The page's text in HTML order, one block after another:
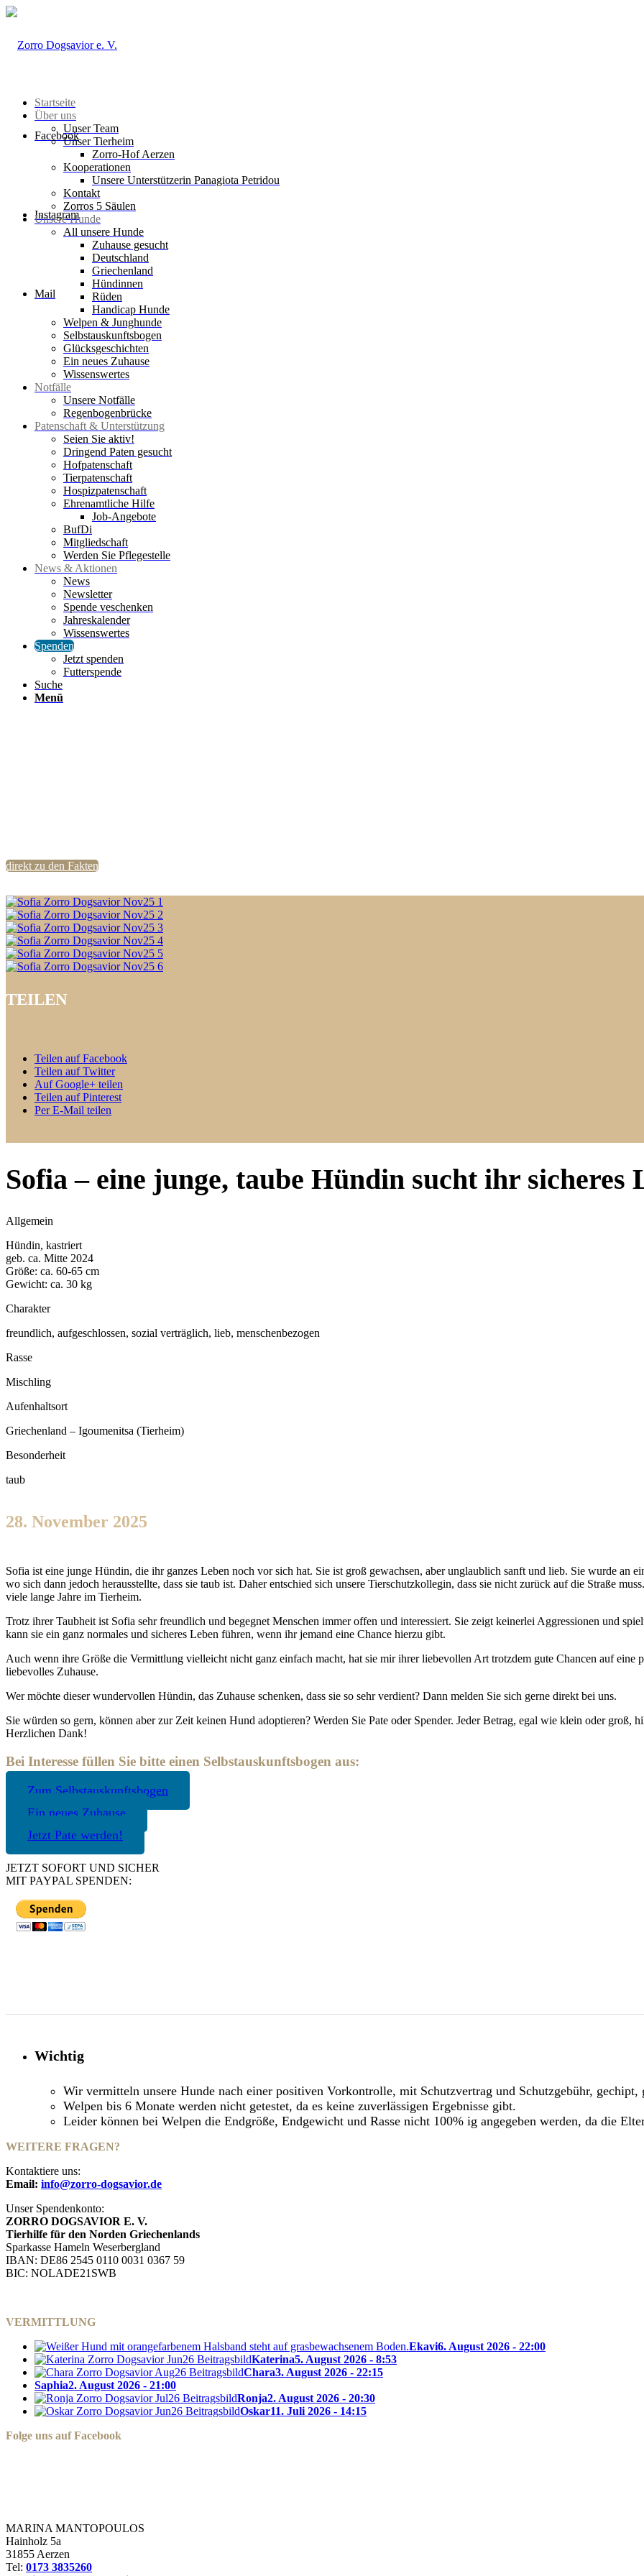
Facebook
Instagram
Mail
Startseite
Über uns
Unser Team
Unser Tierheim
Zorro-Hof Aerzen
Kooperationen
Unsere Unterstützerin Panagiota Petridou
Kontakt
Zorros 5 Säulen
Unsere Hunde
All unsere Hunde
Zuhause gesucht
Deutschland
Griechenland
Hündinnen
Rüden
Handicap Hunde
Welpen & Junghunde
Selbstauskunftsbogen
Glücksgeschichten
Ein neues Zuhause
Wissenswertes
Notfälle
Unsere Notfälle
Regenbogenbrücke
Patenschaft & Unterstützung
Seien Sie aktiv!
Dringend Paten gesucht
Hofpatenschaft
Tierpatenschaft
Hospizpatenschaft
Ehrenamtliche Hilfe
Job-Angebote
BufDi
Mitgliedschaft
Werden Sie Pflegestelle
News & Aktionen
News
Newsletter
Spende veschenken
Jahreskalender
Wissenswertes
Spenden
Jetzt spenden
Futterspende
Suche
Menü
direkt zu den Fakten
TEILEN
Teilen auf Facebook
Teilen auf Twitter
Auf Google+ teilen
Teilen auf Pinterest
Per E-Mail teilen
Sofia – eine junge, taube Hündin sucht ihr sicheres
Allgemein
Hündin, kastriert
geb. ca. Mitte 2024
Größe: ca. 60-65 cm
Gewicht: ca. 30 kg
Charakter
freundlich, aufgeschlossen, sozial verträglich, lieb, menschenbezogen
Rasse
Mischling
Aufenhaltsort
Griechenland – Igoumenitsa (Tierheim)
Besonderheit
taub
28. November 2025
Sofia ist eine junge Hündin, die ihr ganzes Leben noch vor sich hat. Sie ist groß gewachsen, aber unglaublich sanft und lieb. Sie wurde an
wo sich dann jedoch herausstellte, dass sie taub ist. Daher entschied sich unsere Tierschutzkollegin, dass sie nicht zurück auf die Straße
viele lange Jahre im Tierheim.
Trotz ihrer Taubheit ist Sofia sehr freundlich und begegnet Menschen immer offen und interessiert. Sie zeigt keinerlei Aggressionen und
kann sie ein ganz normales und sicheres Leben führen, wenn ihr jemand eine Chance hierzu gibt.
Auch wenn ihre Größe die Vermittlung vielleicht nicht ganz einfach macht, hat sie mir ihrer liebevollen Art trotzdem gute Chancen auf eine
liebevolles Zuhause.
Wer möchte dieser wundervollen Hündin, das Zuhause schenken, dass sie so sehr verdient? Dann melden Sie sich gerne direkt bei uns.
Sie würden so gern, können aber zur Zeit keinen Hund adoptieren? Werden Sie Pate oder Spender. Jeder Betrag, egal wie klein oder
Herzlichen Dank!
Bei Interesse füllen Sie bitte einen Selbstauskunftsbogen aus:
Zum Selbstauskunftsbogen
Ein neues Zuhause
Jetzt Pate werden!
JETZT SOFORT UND SICHER
MIT PAYPAL SPENDEN:
Wichtig
Wir vermitteln unsere Hunde nach einer positiven Vorkontrolle, mit Schutzvertrag und Schutzgebühr,
Welpen bis 6 Monate werden nicht getestet, da es keine zuverlässigen Ergebnisse gibt.
Leider können bei Welpen die Endgröße, Endgewicht und Rasse nicht 100% ig angegeben werden, da die
WEITERE FRAGEN?
Kontaktiere uns:
Email: info@zorro-dogsavior.de
Unser Spendenkonto:
ZORRO DOGSAVIOR E. V.
Tierhilfe für den Norden Griechenlands
Sparkasse Hameln Weserbergland
IBAN: DE86 2545 0110 0031 0367 59
BIC: NOLADE21SWB
VERMITTLUNG
Ekavi6. August 2026 - 22:00
Katerina5. August 2026 - 8:53
Chara3. August 2026 - 22:15
Saphia2. August 2026 - 21:00
Ronja2. August 2026 - 20:30
Oskar11. Juli 2026 - 14:15
Folge uns auf Facebook
MARINA MANTOPOULOS
Hainholz 5a
31855 Aerzen
Tel: 0173 3835260